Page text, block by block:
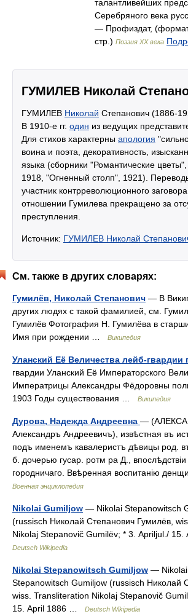
талантливейших
Серебряного века
— Профиздат,
стр.) Поэзия XX века
ГУМИЛЕВ Николай
ГУМИЛЕВ Николай Степанович (1886-
В 1910-е гг. один из ведущих
Для стихов характерны апология
воина и поэта, декоративность,
языка (сборники "Романтические
1918, "Огненный столп", 1921).
участник контрреволюционного
отношении Гумилева прекращено за
преступления.
Источник: ГУМИЛЕВ Николай
См. также в других словарях:
Гумилёв, Николай Степанович — В
других людях с такой фамилией, см.
Гумилёв Фотография Н. Гумилёва в
Имя при рождении …
Википедия
Уланский Её Величества лейб-гвардии
гвардии Уланский Её Императорского
Императрицы Александры Фёдоровны
1903 Годы существования …
Википедия
Дурова, Надежда Андреевна —
Александръ Андреевичъ), извѣстная въ
подъ именемъ кавалеристъ дѣвицы род.
б. дочерью гусар. ротм ра Д.,
городничаго. Ввѣренная воспитанію
Военная энциклопедия
Nikolai Gumiljow — Nikolai Stepanowitsch
(russisch Николай Степанович Гумилёв,
Nikolaj Stepanovič Gumilëv; * 3. Apriljul./
Deutsch Wikipedia
Nikolai Stepanowitsch Gumiljow — Nikolai
Stepanowitsch Gumiljow (russisch Николай
wiss. Transliteration Nikolaj Stepanovič
15. April 1886 …
Deutsch Wikipedia